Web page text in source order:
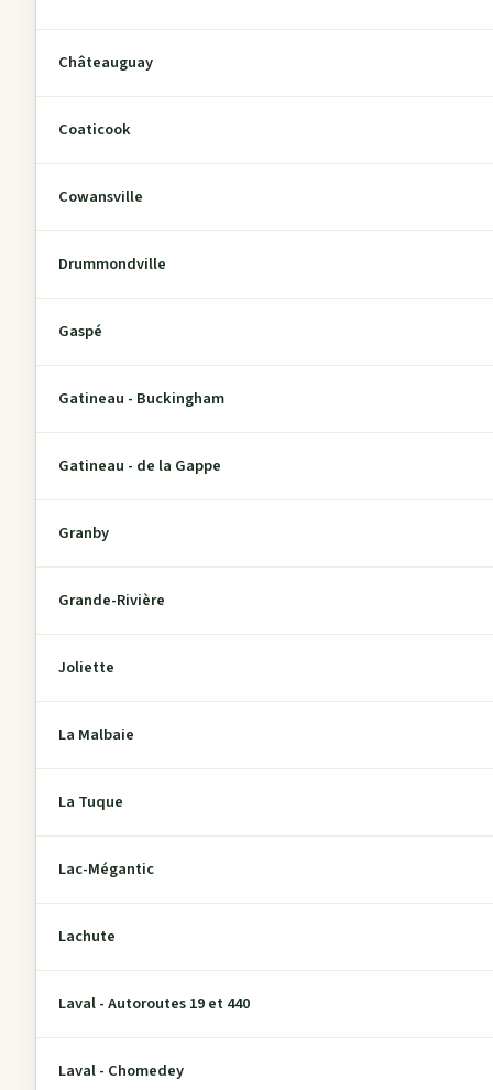
Châteauguay
Coaticook
Cowansville
Drummondville
Gaspé
Gatineau - Buckingham
Gatineau - de la Gappe
Granby
Grande-Rivière
Joliette
La Malbaie
La Tuque
Lac-Mégantic
Lachute
Laval - Autoroutes 19 et 440
Laval - Chomedey